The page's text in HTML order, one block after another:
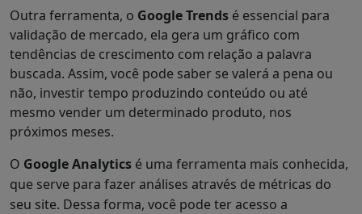
Outra ferramenta, o Google Trends é essencial para
validação de mercado, ela gera um gráfico com
tendências de crescimento com relação a palavra
buscada. Assim, você pode saber se valerá a pena ou
não, investir tempo produzindo conteúdo ou até
mesmo vender um determinado produto, nos
próximos meses.
O Google Analytics é uma ferramenta mais conhecida,
que serve para fazer análises através de métricas do
seu site. Dessa forma, você pode ter acesso a